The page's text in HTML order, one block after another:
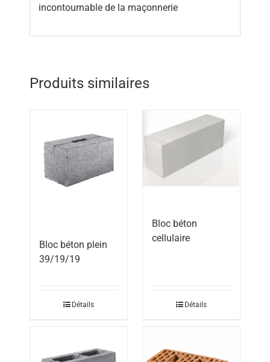
incontournable de la maçonnerie
Produits similaires
Bloc béton plein
39/19/19
Détails
Bloc béton
cellulaire
Détails